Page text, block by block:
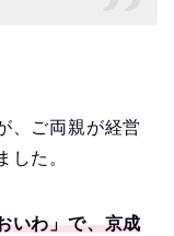
、ご両親が経営
した。
いわ」で、京成